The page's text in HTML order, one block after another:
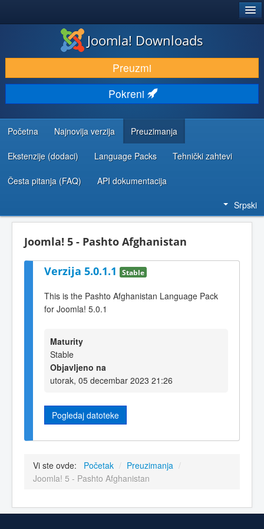
PREUZIMANJE I PROŠIRENJA (EKSTENZIJE)
OTKRIJTE I NAUČITE
ZAJEDNICA I PODRŠKA
RESURSI ZA RAZVOJ
Joomla! Downloads
Preuzmi
Pokreni
Početna Najnovija verzija Preuzimanja
Ekstenzije (dodaci) Language Packs Tehnički zahtevi
Česta pitanja (FAQ) API dokumentacija
Srpski
Joomla! 5 - Pashto Afghanistan
Verzija 5.0.1.1 Stable
This is the Pashto Afghanistan Language Pack
for Joomla! 5.0.1
Maturity
Stable
Objavljeno na
utorak, 05 decembar 2023 21:26
Pogledaj datoteke
Vi ste ovde: Početak / Preuzimanja /
Joomla! 5 - Pashto Afghanistan